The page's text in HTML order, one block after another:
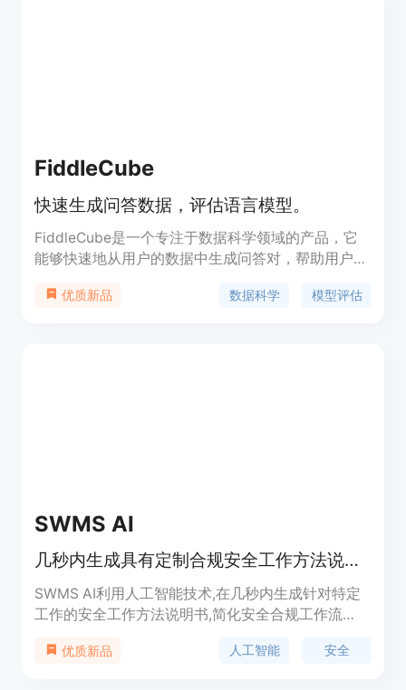
FiddleCube
快速生成问答数据，评估语言模型。
FiddleCube是一个专注于数据科学领域的产品，它
能够快速地从用户的数据中生成问答对，帮助用户评
据集，支持多种问题类型，并能够通过度量标准来评
优质新品 数据科学 模型评估
SWMS AI
几秒内生成具有定制合规安全工作方法说明书
SWMS AI利用人工智能技术,在几秒内生成针对特定
工作的安全工作方法说明书,简化安全合规工作流
安全工作顺序、识别危险因素、分配风险等级并提出
优质新品 人工智能 安全